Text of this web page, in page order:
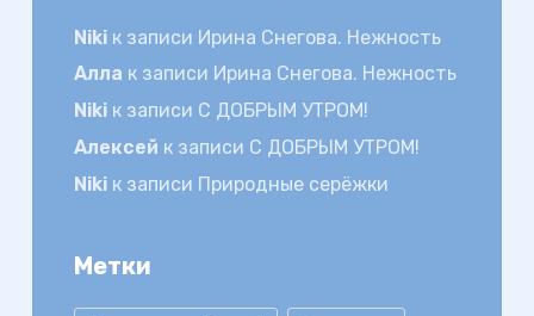
Nikiк записи Ирина Снегова. Нежность
Алла к записи Ирина Снегова. Нежность
Nikiк записи С ДОБРЫМ УТРОМ!
Алексей к записи С ДОБРЫМ УТРОМ!
Nikiк записи Природные серёжки
Метки